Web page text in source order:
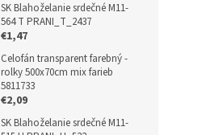
SK Blahoželanie srdečné M11-
564 T PRANI_T_2437
€1,47
Celofán transparent farebný -
rolky 500x70cm mix farieb
5811733
€2,09
SK Blahoželanie srdečné M11-